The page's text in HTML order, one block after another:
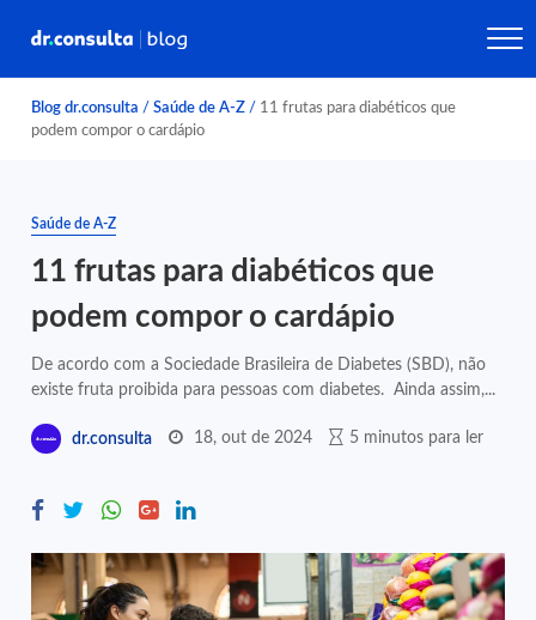
Blog dr.consulta / Saúde de A-Z / 11 frutas para diabéticos que
podem compor o cardápio
Saúde de A-Z
11 frutas para diabéticos que
podem compor o cardápio
De acordo com a Sociedade Brasileira de Diabetes (SBD), não
existe fruta proibida para pessoas com diabetes. Ainda assim,...
dr.consulta 18, out de 2024 5 minutos para ler